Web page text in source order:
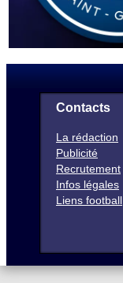
Contacts
La rédaction
Publicité
Recrutement
Infos légales
Liens football